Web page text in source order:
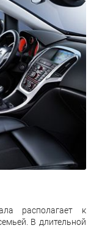
располагает к
В длительной